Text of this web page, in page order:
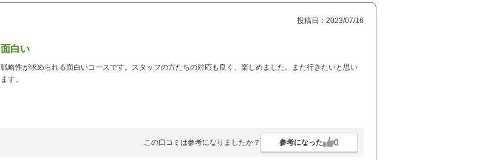
投稿日：2023/07/16
面白い
戦略性が求められる面白いコースです。スタッフの方たちの対応も良く、楽しめました。また行きたいと思い
ます。
この口コミは参考になりましたか？ 参考になった 0